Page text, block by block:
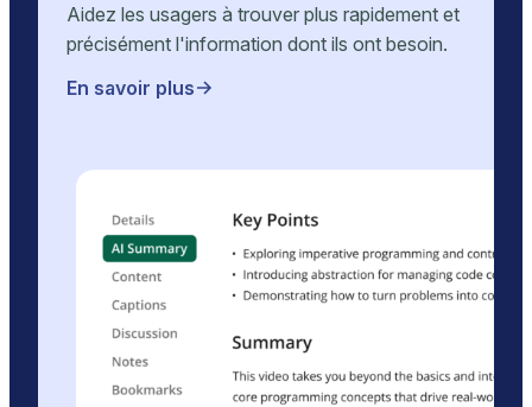
Aidez les usagers à trouver plus rapidement et
précisément l'information dont ils ont besoin.
En savoir plus